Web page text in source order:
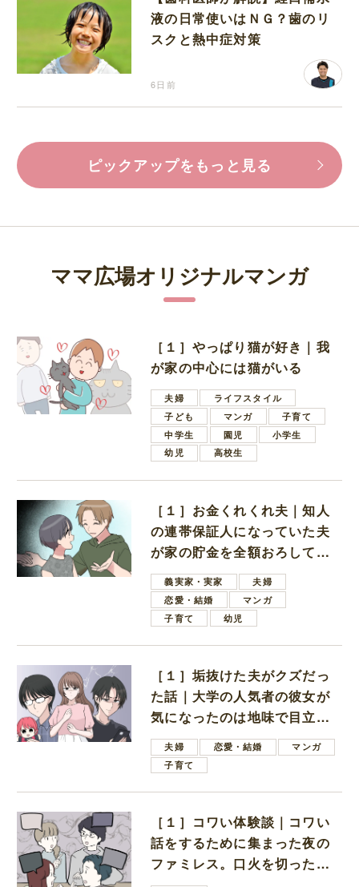
液の日常使いはＮＧ？歯のリ
スクと熱中症対策
6日前
ピックアップをもっと見る
ママ広場オリジナルマンガ
［１］やっぱり猫が好き｜我
が家の中心には猫がいる
夫婦
ライフスタイル
子ども
マンガ
子育て
中学生
園児
小学生
幼児
高校生
［１］お金くれくれ夫｜知人
の連帯保証人になっていた夫
が家の貯金を全額おろしてほ
しいと言ってきた
義実家・実家
夫婦
恋愛・結婚
マンガ
子育て
幼児
［１］垢抜けた夫がクズだっ
た話｜大学の人気者の彼女が
気になったのは地味で目立た
ない男子学生
夫婦 恋愛・結婚
マンガ
子育て
［１］コワい体験談｜コワい
話をするために集まった夜の
ファミレス。口火を切ったの